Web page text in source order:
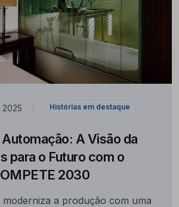
Histórias em destaque
A Visão da
para o Futuro com o
2030
a produção com uma